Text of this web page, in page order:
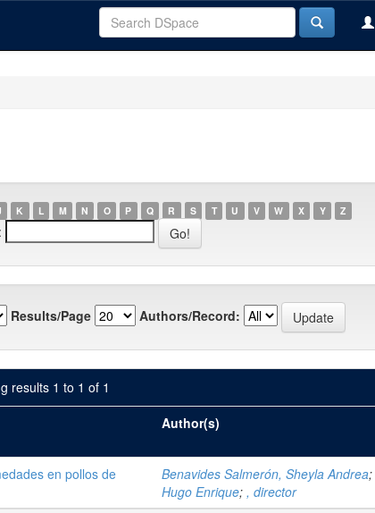
K L M N O P Q R S T U V W X Y Z
Results/Page Authors/Record:
results 1 to 1 of 1
Author(s)
en pollos de
Benavides Salmerón, Sheyla Andrea;
Hugo Enrique; , director